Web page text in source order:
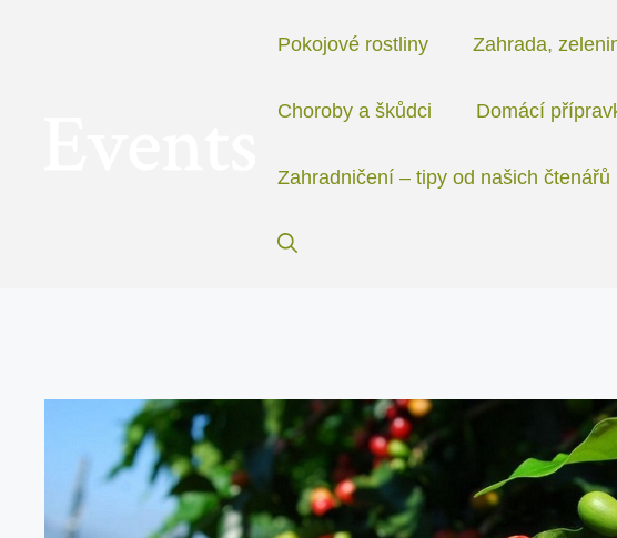
Pokojové rostliny Zahrada,
Choroby a škůdci Domácí
Zahradničení – tipy od našich čtenářů